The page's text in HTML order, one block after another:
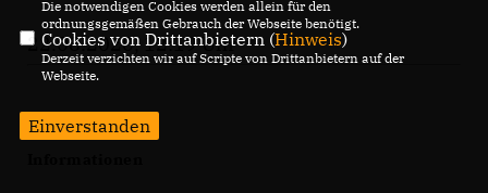
22.08.2020, 12:19 Uhr
Die notwendigen Cookies werden allein für den
ordnungsgemäßen Gebrauch der Webseite benötigt.
Cookies von Drittanbietern (Hinweis)
Derzeit verzichten wir auf Scripte von Drittanbietern auf der
Webseite.
Einverstanden